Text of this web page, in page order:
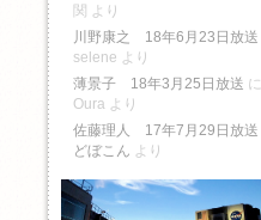
関 より
川野康之 18年6月23日放送
selene より
薄景子 18年3月25日放送 に
Oura より
佐藤理人 17年7月29日放送
どぼこん より